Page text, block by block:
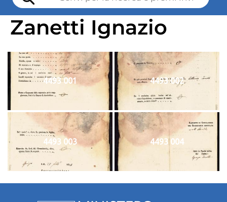
Zanetti Ignazio
4493 001 4493 002
4493 003 4493 004